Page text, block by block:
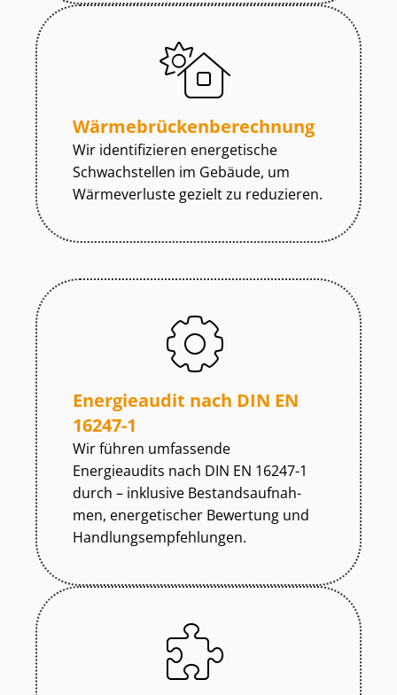
Wär­me­brü­cken­be­rech­nung
Wir identifizieren energetische
Schwachstellen im Gebäude, um
Wärmeverluste gezielt zu reduzieren.
Energieaudit nach DIN EN
16247-1
Wir führen umfassende
Energieaudits nach DIN EN 16247-1
durch – inklusive Be­stands­auf­nah­
men, energetischer Bewertung und
Hand­lungs­emp­feh­lun­gen.